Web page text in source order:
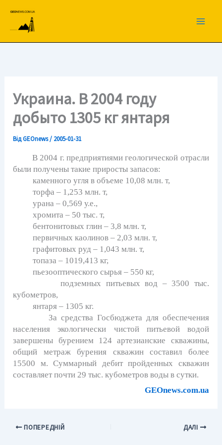
вмісту
Украина. В 2004 году
добыто 1305 кг янтаря
ВідGEOnews/ 2005-01-31
В 2004 г. предприятиями геологической отрасли
были получены такие приросты запасов:
каменного угля в объеме 10,08 млн. т,
торфа – 1,253 млн. т,
урана – 0,569 у.е.,
хромита – 50 тыс. т,
бентонитовых глин – 3,8 млн. т,
первичных каолинов – 2,03 млн. т,
графитовых руд – 1,043 млн. т,
топаза – 1019,413 кг,
пьезооптического сырья – 550 кг,
подземных питьевых вод – 3500 тыс.
кубометров,
янтаря – 1305 кг.
За средства Госбюджета для обеспечения
населения экологически чистой питьевой водой
завершены бурением 124 артезианские скважины,
общий метраж бурения скважин составил более
15500 м. Суммарный дебит пройденных скважин
составляет почти 29 тыс. кубометров воды в сутки.
GEOnews.com.ua
ПОПЕРЕДНІЙ ДАЛІ